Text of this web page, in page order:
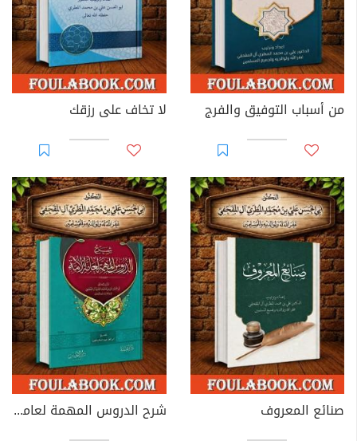
من أسباب التوفيق والفرج لا تخاف على رزقك
صنائع المعروف شرح الدروس المهمة لعامة الأمة